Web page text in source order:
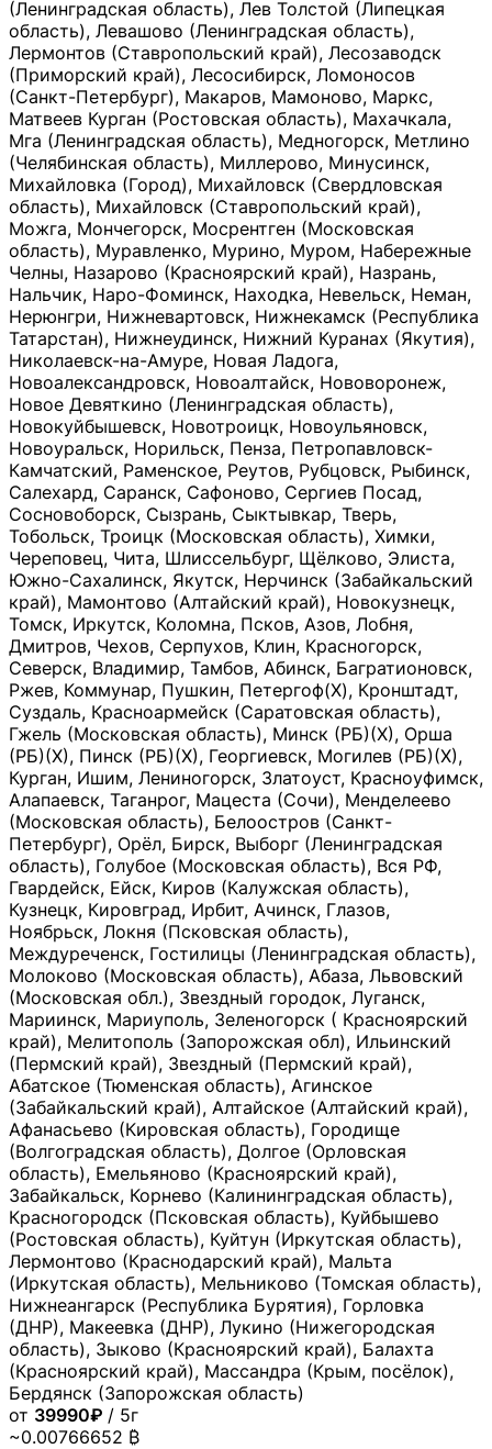
(Ленинградская область), Лев Толстой (Липецкая
область), Левашово (Ленинградская область),
Лермонтов (Ставропольский край), Лесозаводск
(Приморский край), Лесосибирск, Ломоносов
(Санкт-Петербург), Макаров, Мамоново, Маркс,
Матвеев Курган (Ростовская область), Махачкала,
Мга (Ленинградская область), Медногорск, Метлино
(Челябинская область), Миллерово, Минусинск,
Михайловка (Город), Михайловск (Свердловская
область), Михайловск (Ставропольский край),
Можга, Мончегорск, Мосрентген (Московская
область), Муравленко, Мурино, Муром, Набережные
Челны, Назарово (Красноярский край), Назрань,
Нальчик, Наро-Фоминск, Находка, Невельск, Неман,
Нерюнгри, Нижневартовск, Нижнекамск (Республика
Татарстан), Нижнеудинск, Нижний Куранах (Якутия),
Николаевск-на-Амуре, Новая Ладога,
Новоалександровск, Новоалтайск, Нововоронеж,
Новое Девяткино (Ленинградская область),
Новокуйбышевск, Новотроицк, Новоульяновск,
Новоуральск, Норильск, Пенза, Петропавловск-
Камчатский, Раменское, Реутов, Рубцовск, Рыбинск,
Салехард, Саранск, Сафоново, Сергиев Посад,
Сосновоборск, Сызрань, Сыктывкар, Тверь,
Тобольск, Троицк (Московская область), Химки,
Череповец, Чита, Шлиссельбург, Щёлково, Элиста,
Южно-Сахалинск, Якутск, Нерчинск (Забайкальский
край), Мамонтово (Алтайский край), Новокузнецк,
Томск, Иркутск, Коломна, Псков, Азов, Лобня,
Дмитров, Чехов, Серпухов, Клин, Красногорск,
Северск, Владимир, Тамбов, Абинск, Багратионовск,
Ржев, Коммунар, Пушкин, Петергоф(Х), Кронштадт,
Суздаль, Красноармейск (Саратовская область),
Гжель (Московская область), Минск (РБ)(Х), Орша
(РБ)(Х), Пинск (РБ)(Х), Георгиевск, Могилев (РБ)(Х),
Курган, Ишим, Лениногорск, Златоуст, Красноуфимск,
Алапаевск, Таганрог, Мацеста (Сочи), Менделеево
(Московская область), Белоостров (Санкт-
Петербург), Орёл, Бирск, Выборг (Ленинградская
область), Голубое (Московская область), Вся РФ,
Гвардейск, Ейск, Киров (Калужская область),
Кузнецк, Кировград, Ирбит, Ачинск, Глазов,
Ноябрьск, Локня (Псковская область),
Междуреченск, Гостилицы (Ленинградская область),
Молоково (Московская область), Абаза, Львовский
(Московская обл.), Звездный городок, Луганск,
Мариинск, Мариуполь, Зеленогорск ( Красноярский
край), Мелитополь (Запорожская обл), Ильинский
(Пермский край), Звездный (Пермский край),
Абатское (Тюменская область), Агинское
(Забайкальский край), Алтайское (Алтайский край),
Афанасьево (Кировская область), Городище
(Волгоградская область), Долгое (Орловская
область), Емельяново (Красноярский край),
Забайкальск, Корнево (Калининградская область),
Красногородск (Псковская область), Куйбышево
(Ростовская область), Куйтун (Иркутская область),
Лермонтово (Краснодарский край), Мальта
(Иркутская область), Мельниково (Томская область),
Нижнеангарск (Республика Бурятия), Горловка
(ДНР), Макеевка (ДНР), Лукино (Нижегородская
область), Зыково (Красноярский край), Балахта
(Красноярский край), Массандра (Крым, посёлок),
Бердянск (Запорожская область)
от 39990₽ / 5г
~0.00766652 ₿